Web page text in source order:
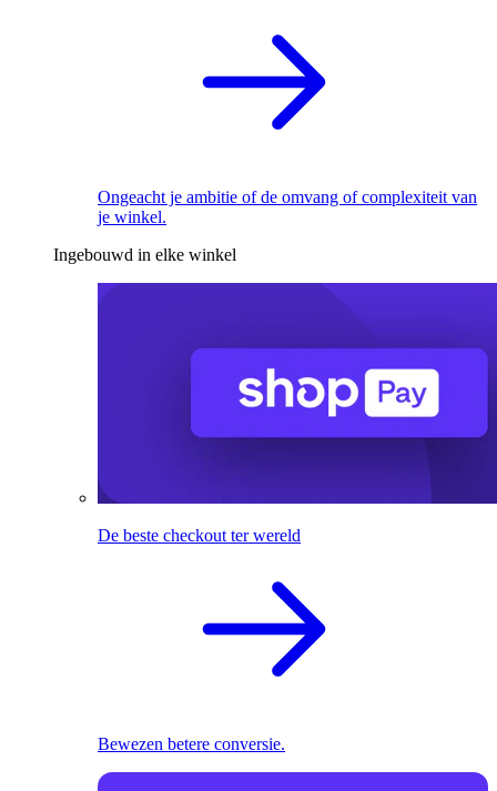
Ongeacht je ambitie of de omvang of complexiteit van
je winkel.
Ingebouwd in elke winkel
De beste checkout ter wereld
Bewezen betere conversie.